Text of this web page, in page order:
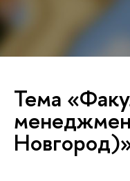
Тема